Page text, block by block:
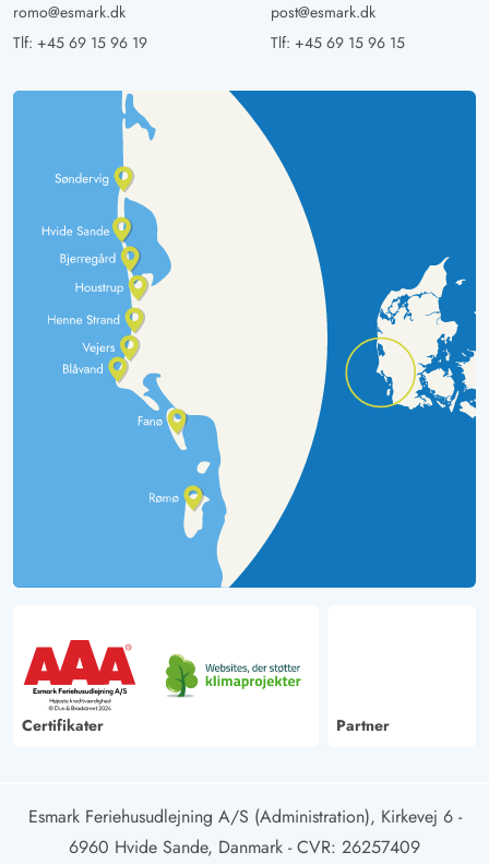
romo@esmark.dk
Tlf: +45 69 15 96 19
post@esmark.dk
Tlf: +45 69 15 96 15
Certifikater Partner
Esmark Feriehusudlejning A/S (Administration), Kirkevej 6 -
6960 Hvide Sande, Danmark - CVR: 26257409